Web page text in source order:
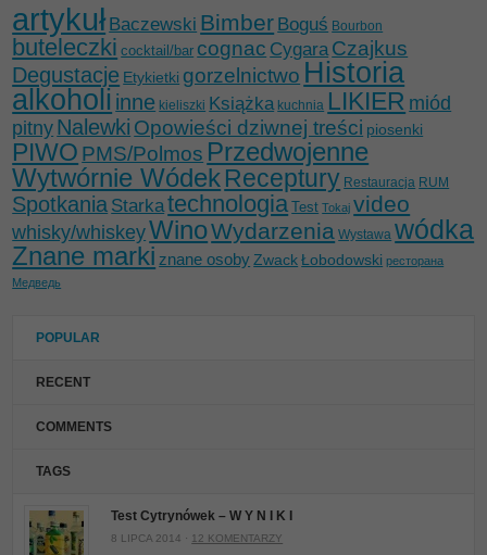
artykułBaczewski Bimber Boguś Bourbon
buteleczki cocktail/bar cognac CygaraCzajkus
Degustacje Etykietki gorzelnictwo Historia
alkoholi inne kieliszki Książka kuchnia LIKIER miód
pitny Nalewki Opowieści dziwnej treści piosenki
PIWO PMS/Polmos Przedwojenne
Wytwórnie WódekReceptury Restauracja RUM
Spotkania Starkatechnologia Test Tokaj video
whisky/whiskeyWinoWydarzenia Wystawa wódka
Znane marki znane osoby Zwack Łobodowski ресторана
Медведь
POPULAR
RECENT
COMMENTS
TAGS
Test Cytrynówek – W Y N I K I
8 LIPCA 2014 · 12 KOMENTARZY